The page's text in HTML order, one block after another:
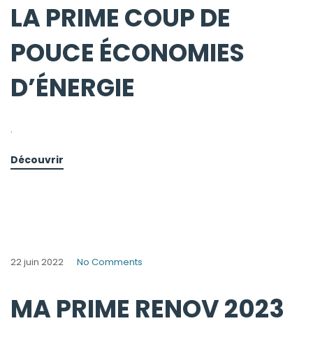
LA PRIME COUP DE
POUCE ÉCONOMIES
D’ÉNERGIE
.
Découvrir
22 juin 2022 No Comments
MA PRIME RENOV 2023